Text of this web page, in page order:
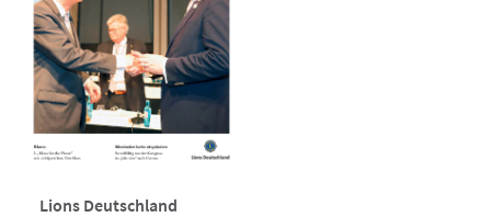
Lions Deutschland